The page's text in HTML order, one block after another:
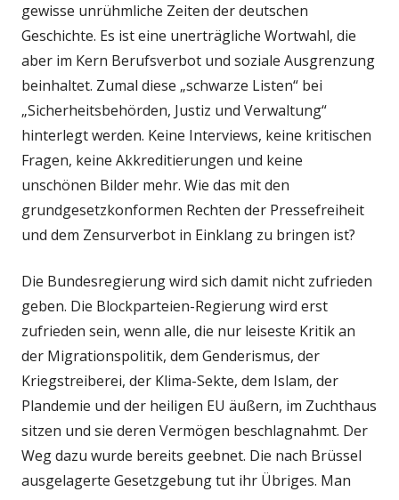
gewisse unrühmliche Zeiten der deutschen
Geschichte. Es ist eine unerträgliche Wortwahl, die
aber im Kern Berufsverbot und soziale Ausgrenzung
beinhaltet. Zumal diese „schwarze Listen“ bei
„Sicherheitsbehörden, Justiz und Verwaltung“
hinterlegt werden. Keine Interviews, keine kritischen
Fragen, keine Akkreditierungen und keine
unschönen Bilder mehr. Wie das mit den
grundgesetzkonformen Rechten der Pressefreiheit
und dem Zensurverbot in Einklang zu bringen ist?
Die Bundesregierung wird sich damit nicht zufrieden
geben. Die Blockparteien-Regierung wird erst
zufrieden sein, wenn alle, die nur leiseste Kritik an
der Migrationspolitik, dem Genderismus, der
Kriegstreiberei, der Klima-Sekte, dem Islam, der
Plandemie und der heiligen EU äußern, im Zuchthaus
sitzen und sie deren Vermögen beschlagnahmt. Der
Weg dazu wurde bereits geebnet. Die nach Brüssel
ausgelagerte Gesetzgebung tut ihr Übriges. Man